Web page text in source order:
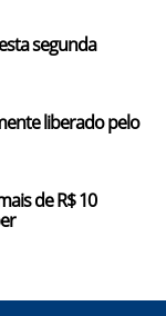
segunda
liberado pelo
de R$ 10